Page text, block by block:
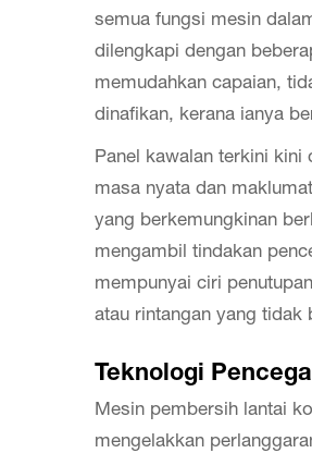
semua fungsi mesin
dilengkapi dengan
memudahkan capaian,
dinafikan, kerana ianya
Panel kawalan terkini kini
masa nyata dan
yang berkemungkinan
mengambil tindakan
mempunyai ciri
atau rintangan yang tidak
Teknologi
Mesin pembersih lantai
mengelakkan